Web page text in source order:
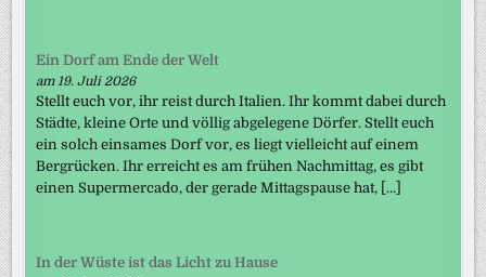
Ein Dorf am Ende der Welt
am 19. Juli 2026
Stellt euch vor, ihr reist durch Italien. Ihr kommt dabei durch
Städte, kleine Orte und völlig abgelegene Dörfer. Stellt euch
ein solch einsames Dorf vor, es liegt vielleicht auf einem
Bergrücken. Ihr erreicht es am frühen Nachmittag, es gibt
einen Supermercado, der gerade Mittagspause hat, […]
In der Wüste ist das Licht zu Hause